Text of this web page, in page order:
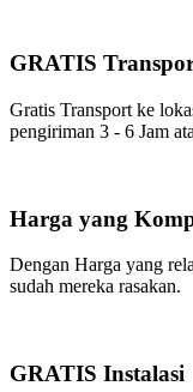
GRATIS
Gratis Transport ke
pengiriman 3 - 6 Jam
Harga yang
Dengan Harga yang
sudah mereka rasakan.
GRATIS Instalasi